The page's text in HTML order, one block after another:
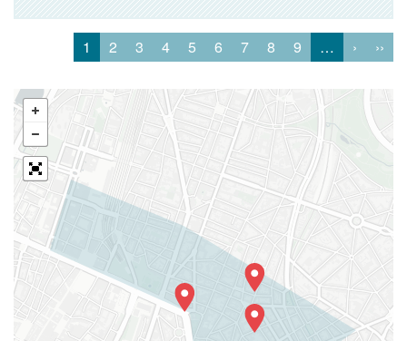
1 2 3 4 5 6 7 8 9 … › ››